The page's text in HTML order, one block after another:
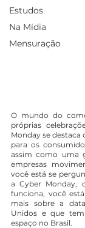
Estudos
Na Mídia
Mensuração
O mundo do
próprias
Monday se destaca
para os
assim como uma
empresas
você está se
a Cyber Monday,
funciona, você
mais sobre a
Unidos e que
espaço no Brasil.